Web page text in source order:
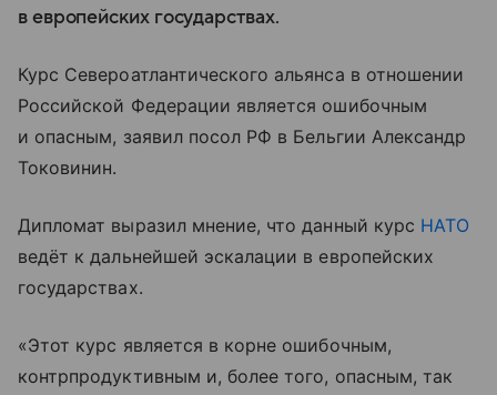
в европейских государствах.
Курс Североатлантического альянса в отношении
Российской Федерации является ошибочным
и опасным, заявил посол РФ в Бельгии Александр
Токовинин.
Дипломат выразил мнение, что данный курс НАТО
ведёт к дальнейшей эскалации в европейских
государствах.
«Этот курс является в корне ошибочным,
контрпродуктивным и, более того, опасным, так